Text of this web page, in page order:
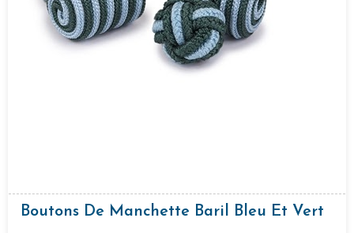
Boutons De Manchette Baril Bleu Et Vert